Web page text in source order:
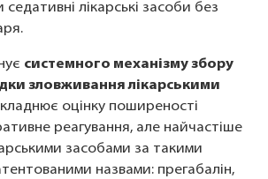
лікарські засоби без
системного механізму збору
зловживання лікарськими
оцінку поширеності
реагування, але найчастіше
засобами за такими
назвами: прегабалін,